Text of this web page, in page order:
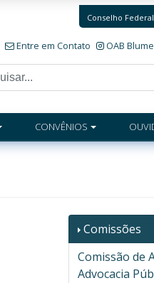
Conselho Federal
Entre em Contato OAB
CONVÊNIOS
Comissões
Comissão de
Advocacia